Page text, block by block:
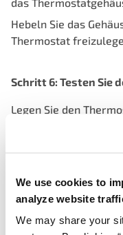
We use cookies to
analyze website
We may share your
Hebeln Sie das
Thermostat
Schritt 6: Testen Sie
Legen Sie den
überwachen.
Beobachten Sie den
Wasser erwärmt. Er